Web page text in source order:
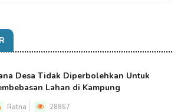
Desa Tidak Diperbolehkan Untuk
Lahan di Kampung
Ratna 28867